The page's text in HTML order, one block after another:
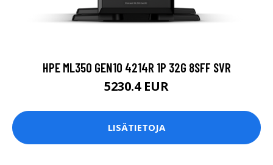
HPE ML350 GEN10 4214R 1P 32G 8SFF SVR
5230.4 EUR
LISÄTIETOJA